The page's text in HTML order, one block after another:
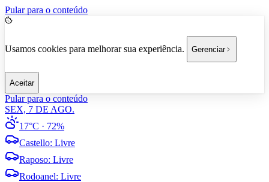
Pular para o conteúdo
Usamos cookies para melhorar sua experiência. Gerenciar
Aceitar
Pular para o conteúdo
SEX, 7 DE AGO.
17°C · 72%
Castello: Livre
Raposo: Livre
Rodoanel: Livre